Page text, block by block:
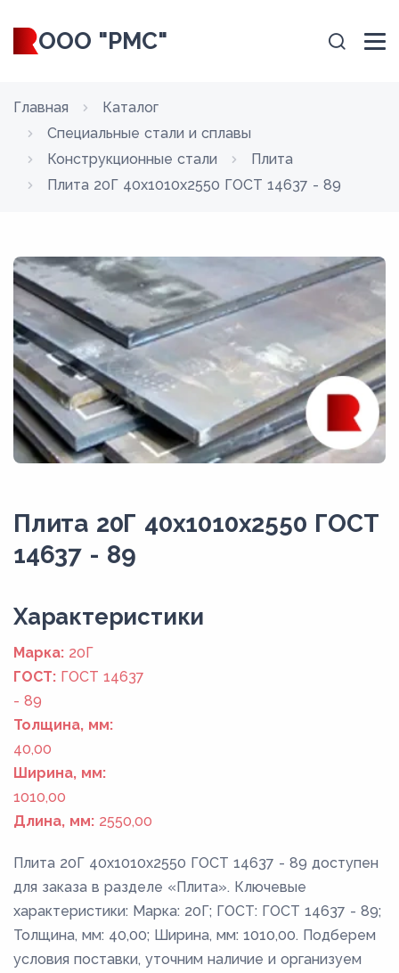
ООО "РМС"
Главная
Каталог
Специальные стали и сплавы
Конструкционные стали
Плита
Плита 20Г 40x1010x2550 ГОСТ 14637 - 89
Плита 20Г 40x1010x2550 ГОСТ
14637 - 89
Xарактеристики
Марка: 20Г
ГОСТ: ГОСТ 14637
- 89
Толщина, мм:
40,00
Ширина, мм:
1010,00
Длина, мм: 2550,00
Плита 20Г 40x1010x2550 ГОСТ 14637 - 89 доступен
для заказа в разделе «Плита». Ключевые
характеристики: Марка: 20Г; ГОСТ: ГОСТ 14637 - 89;
Толщина, мм: 40,00; Ширина, мм: 1010,00. Подберем
условия поставки, уточним наличие и организуем